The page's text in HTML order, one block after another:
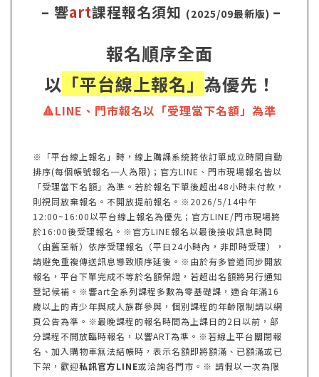
– 響art課程報名須知 (2025/09最新版) –
報名順序全面
以 「平台線上報名」 為優先！
🔺LINE、門市報名以「受理當下名額」為準
※「平台線上報名」時，線上購課系統將依訂單成立時間自動
排序(每個帳號報名一人為限)；官方LINE、門市現場報名皆以
「受理當下名額」為準。若於報名下單後超出48小時未付款，
則視同放棄報名。不開放提前報名。※2026/5/14中午
12:00~16:00以平台線上報名為優先；官方LINE/門市現場將
於16:00後受理報名。※官方LINE報名以最後接收訊息時間
（由舊至新）依序受理報名（平日24小時內，非即時受理），
請避免重複傳送訊息導致順序延後。※由於有多管道同步開放
報名，平台下單完成不等於名額保證，若超出名額將另行通知
登記候補。※響art全系列課程多數為零基礎課，適合年滿16
歲以上的青少年與成人族群參與，個別課程的年齡限制請以網
頁公告為準。※最晚課程的報名時間為上課日的2日以前，部
分課程不開放臨時報名，以響ART為準。※若線上平台關閉報
名、加入購物車無法結帳時，表示名額即將額滿、已額滿或已
下架，歡迎私訊官方LINE或洽詢各門市。※ 請假以一次為限